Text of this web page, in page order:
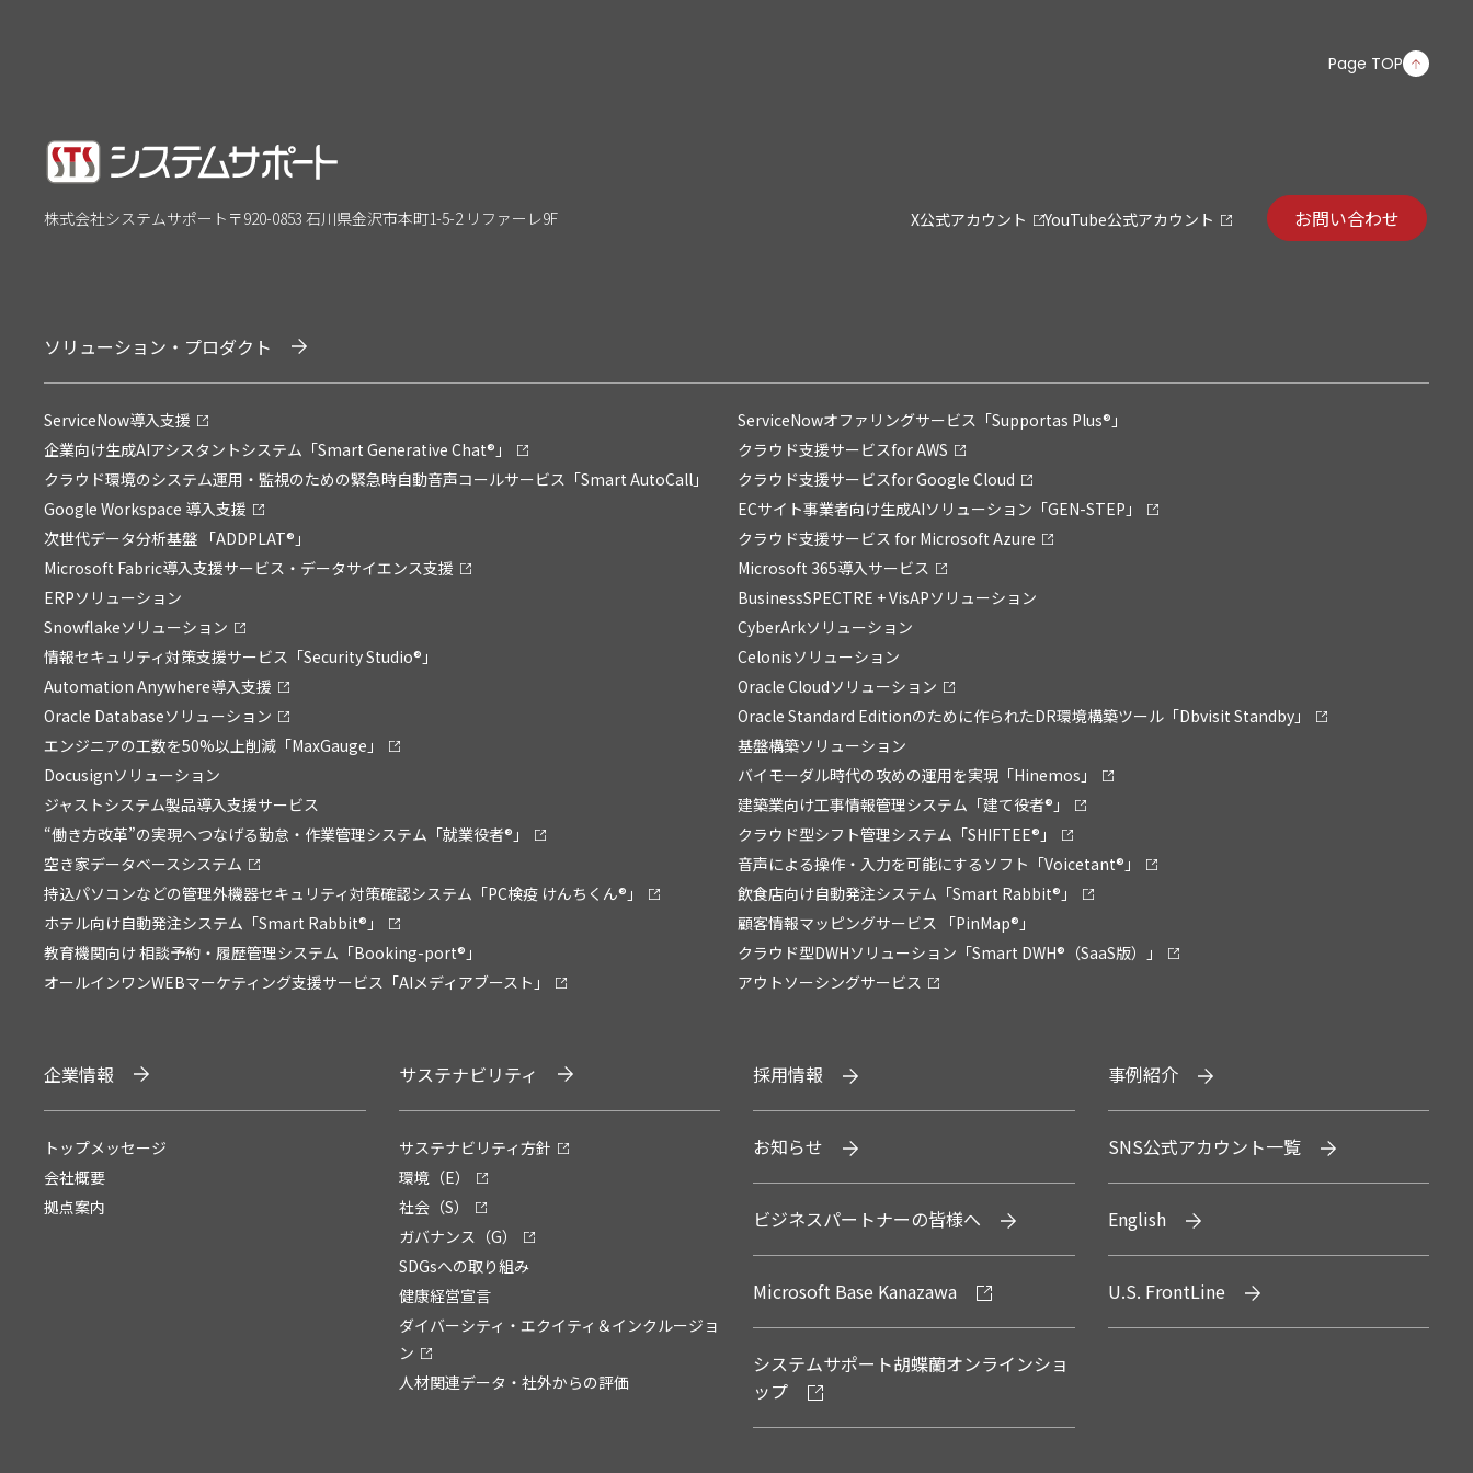
Page TOP
株式会社システムサポート 〒920-0853 石川県金沢市本町1-5-2 リファーレ9F X公式アカウント YouTube公式アカウント お問い合わせ
ソリューション・プロダクト
ServiceNow導入支援
ServiceNowオファリングサービス「Supportas Plus®」
企業向け生成AIアシスタントシステム「Smart Generative Chat®」
クラウド支援サービスfor AWS
クラウド環境のシステム運用・監視のための緊急時自動音声コールサービス「Smart AutoCall」
クラウド支援サービスfor Google Cloud
Google Workspace 導入支援
ECサイト事業者向け生成AIソリューション「GEN-STEP」
次世代データ分析基盤 「ADDPLAT®」
クラウド支援サービス for Microsoft Azure
Microsoft Fabric導入支援サービス・データサイエンス支援
Microsoft 365導入サービス
ERPソリューション
BusinessSPECTRE + VisAPソリューション
Snowflakeソリューション
CyberArkソリューション
情報セキュリティ対策支援サービス「Security Studio®」
Celonisソリューション
Automation Anywhere導入支援
Oracle Cloudソリューション
Oracle Databaseソリューション
Oracle Standard Editionのために作られたDR環境構築ツール「Dbvisit Standby」
エンジニアの工数を50%以上削減「MaxGauge」
基盤構築ソリューション
Docusignソリューション
バイモーダル時代の攻めの運用を実現「Hinemos」
ジャストシステム製品導入支援サービス
建築業向け工事情報管理システム「建て役者®」
“働き方改革”の実現へつなげる勤怠・作業管理システム「就業役者®」
クラウド型シフト管理システム「SHIFTEE®」
空き家データベースシステム
音声による操作・入力を可能にするソフト「Voicetant®」
持込パソコンなどの管理外機器セキュリティ対策確認システム「PC検疫 けんちくん®」
飲食店向け自動発注システム「Smart Rabbit®」
ホテル向け自動発注システム「Smart Rabbit®」
顧客情報マッピングサービス 「PinMap®」
教育機関向け 相談予約・履歴管理システム「Booking-port®」
クラウド型DWHソリューション「Smart DWH®（SaaS版）」
オールインワンWEBマーケティング支援サービス「AIメディアブースト」
アウトソーシングサービス
企業情報
トップメッセージ
会社概要
拠点案内
サステナビリティ
サステナビリティ方針
環境（E）
社会（S）
ガバナンス（G）
SDGsへの取り組み
健康経営宣言
ダイバーシティ・エクイティ＆インクルージョ
ン
人材関連データ・社外からの評価
採用情報
お知らせ
ビジネスパートナーの皆様へ
Microsoft Base Kanazawa
システムサポート胡蝶蘭オンラインショ
ップ
事例紹介
SNS公式アカウント一覧
English
U.S. FrontLine